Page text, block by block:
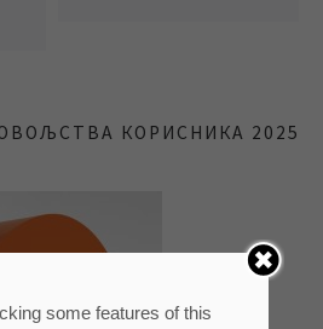
КОРИСНИКА 2025
some features of this